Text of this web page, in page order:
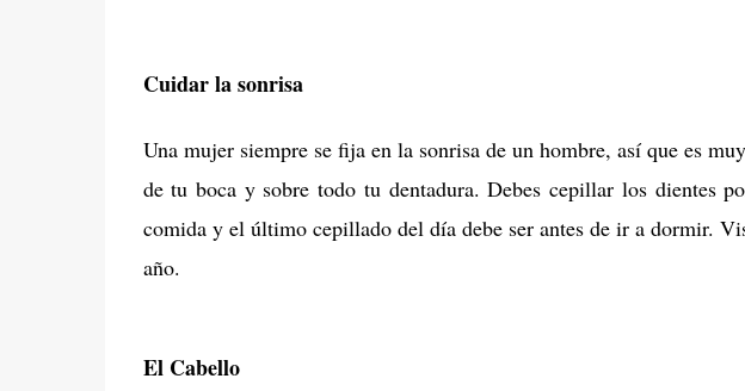
Cuidar la sonrisa
Una mujer siempre se fija en la sonrisa de un hombre, así que es
de tu boca y sobre todo tu dentadura. Debes cepillar los dientes
comida y el último cepillado del día debe ser antes de ir a dormir.
año.
El Cabello